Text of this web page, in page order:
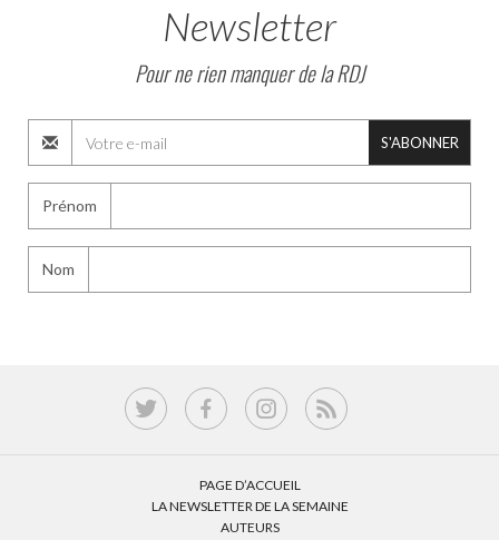
Newsletter
Pour ne rien manquer de la RDJ
S'ABONNER
Prénom
Nom
PAGE D’ACCUEIL
LA NEWSLETTER DE LA SEMAINE
AUTEURS